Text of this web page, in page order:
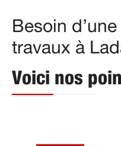
Besoin
travaux à
Voici nos